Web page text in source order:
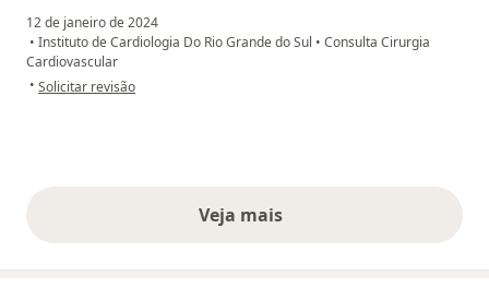
12 de janeiro de 2024
• Instituto de Cardiologia Do Rio Grande do Sul • Consulta Cirurgia
Cardiovascular
• na opinião do utilizador Joao Gilberto Pretto
Solicitar revisão
Veja maisopiniões acima